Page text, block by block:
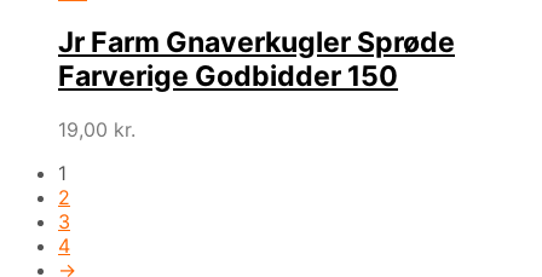
Jr Farm Gnaverkugler Sprøde
Farverige Godbidder 150
19,00 kr.
1
2
3
4
→